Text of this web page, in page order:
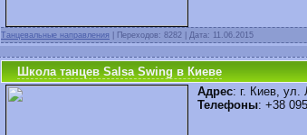
Танцевальные направления | Переходов: 8282 | Дата: 11.06.2015
Школа танцев Salsa Swing в Киеве
Адрес: г. Киев, ул.
Телефоны: +38